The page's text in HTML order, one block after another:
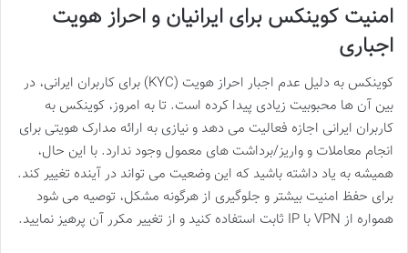
امنیت کوینکس برای ایرانیان و احراز هویت
اجباری
کوینکس به دلیل عدم اجبار احراز هویت (KYC) برای کاربران ایرانی، در
بین آن ها محبوبیت زیادی پیدا کرده است. تا به امروز، کوینکس به
کاربران ایرانی اجازه فعالیت می دهد و نیازی به ارائه مدارک هویتی برای
انجام معاملات و واریز/برداشت های معمول وجود ندارد. با این حال،
همیشه به یاد داشته باشید که این وضعیت می تواند در آینده تغییر کند.
برای حفظ امنیت بیشتر و جلوگیری از هرگونه مشکل، توصیه می شود
همواره از VPN با IP ثابت استفاده کنید و از تغییر مکرر آن پرهیز نمایید.